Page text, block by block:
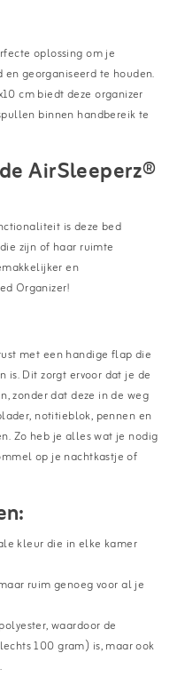
oplossing om je
georganiseerd te houden.
cm biedt deze organizer
binnen handbereik te
AirSleeperz®
is deze bed
zijn of haar ruimte
en
Organizer!
met een handige flap die
is. Dit zorgt ervoor dat je de
zonder dat deze in de weg
notitieblok, pennen en
Zo heb je alles wat je nodig
op je nachtkastje of
kleur die in elke kamer
ruim genoeg voor al je
waardoor de
100 gram) is, maar ook